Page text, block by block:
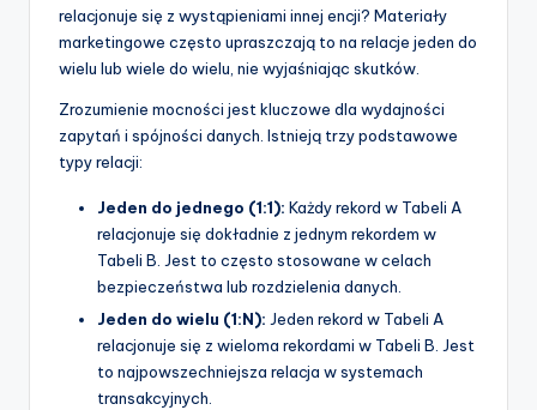
relacjonuje się z wystąpieniami innej encji? Materiały
marketingowe często upraszczają to na relacje jeden do
wielu lub wiele do wielu, nie wyjaśniając skutków.
Zrozumienie mocności jest kluczowe dla wydajności
zapytań i spójności danych. Istnieją trzy podstawowe
typy relacji:
Jeden do jednego (1:1): Każdy rekord w Tabeli A
relacjonuje się dokładnie z jednym rekordem w
Tabeli B. Jest to często stosowane w celach
bezpieczeństwa lub rozdzielenia danych.
Jeden do wielu (1:N): Jeden rekord w Tabeli A
relacjonuje się z wieloma rekordami w Tabeli B. Jest
to najpowszechniejsza relacja w systemach
transakcyjnych.